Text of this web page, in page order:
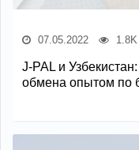
07.05.2022 1.8K
J-PAL и
обмена опытом по